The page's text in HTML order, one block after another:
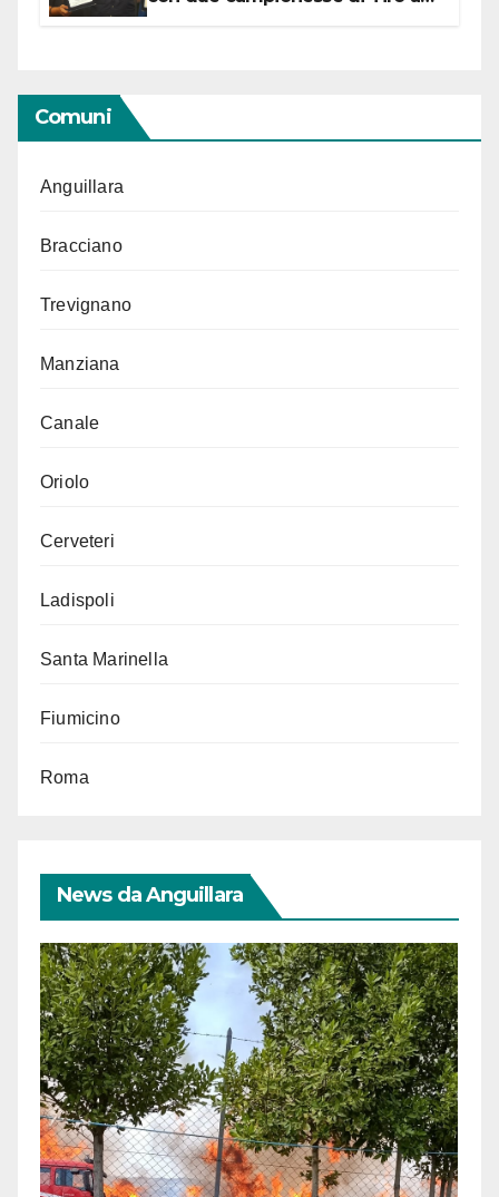
Comuni
Anguillara
Bracciano
Trevignano
Manziana
Canale
Oriolo
Cerveteri
Ladispoli
Santa Marinella
Fiumicino
Roma
News da Anguillara